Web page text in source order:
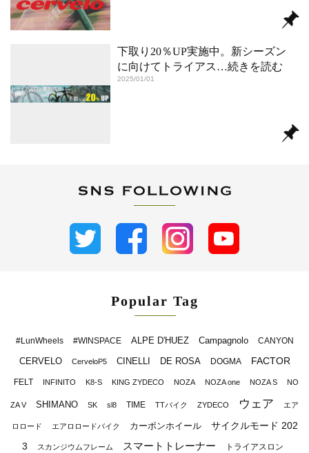
下取り20％UP実施中。新シーズン
に向けてトライアス …続きを読む
2025/01/01
Popular Tag
#LunWheels #WINSPACE ALPE D'HUEZ Campagnolo CANYON
CERVELO CerveloP5 CINELLI DE ROSA DOGMA FACTOR
FELT INFINITO K8-S KING ZYDECO NOZA NOZA one NOZA S NO
ZA V SHIMANO SK sl8 TIME TTバイク ZYDECO ウェア エア
ロロード エアロロードバイク カーボンホイール
サイクルモード 202
3
スカンジウムフレーム スマートトレーナー トライアスロン